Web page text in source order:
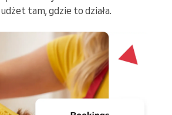
tam, gdzie to działa.